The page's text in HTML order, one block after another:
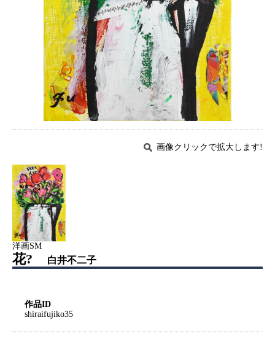
画像クリックで拡大します!
洋画SM
花? 白井不二子
作品ID
shiraifujiko35